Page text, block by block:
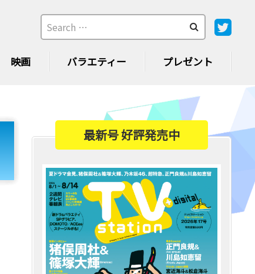
映画 バラエティー プレゼント
最新号 好評発売中